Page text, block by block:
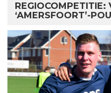
REGIOCOMPETITIE:
‘AMERSFOORT’-